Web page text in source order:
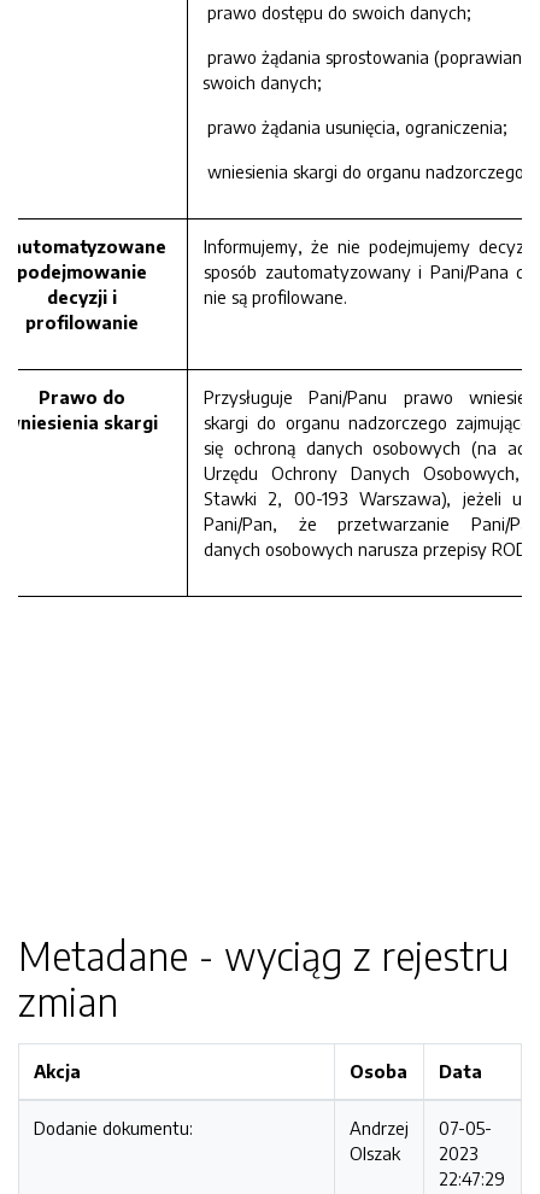
prawo dostępu do swoich danych;
prawo żądania sprostowania (poprawiania)
swoich danych;
prawo żądania usunięcia, ograniczenia;
wniesienia skargi do organu nadzorczego.
podejmowanie
decyzji i
profilowanie
Informujemy, że nie podejmujemy decyzji
sposób zautomatyzowany i Pani/Pana
nie są profilowane.
Prawo do
wniesienia skargi
Przysługuje Pani/Panu prawo
skargi do organu nadzorczego
się ochroną danych osobowych (na
Urzędu Ochrony Danych Osobowych,
Stawki 2, 00-193 Warszawa), jeżeli
Pani/Pan, że przetwarzanie Pani/
danych osobowych narusza przepisy
Metadane - wyciąg z rejestru
zmian
Akcja Osoba Data
Dodanie dokumentu:
Andrzej
Olszak
07-05-
2023
22:47:29